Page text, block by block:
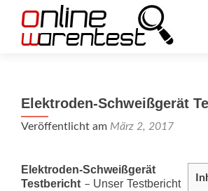
Elektroden-Schweißgerät
Veröffentlicht am März 2, 2017
Elektroden-Schweißgerät
Testbericht – Unser Testbericht